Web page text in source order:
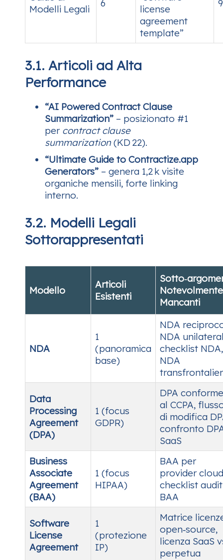
Modelli Legali
6
license
agreement
template”
3.1. Articoli ad Alta
Performance
“AI Powered Contract Clause
Summarization” – posizionato #1
per contract clause
summarization(KD 22).
“Ultimate Guide to Contractize.app
Generators” – genera 1,2 k visite
organiche mensili, forte linking
interno.
3.2. Modelli Legali
Sottorappresentati
Modello
Articoli
Esistenti
Notevolmente
Mancanti
NDA
1
(panoramica
base)
NDA
NDA
checklist NDA,
NDA
Data
Processing
Agreement
(DPA)
1 (focus
GDPR)
DPA conforme
al CCPA,
di modifica
confronto
SaaS
Business
Associate
Agreement
(BAA)
1 (focus
HIPAA)
BAA per
provider
checklist audit
BAA
Software
License
Agreement
1
(protezione
IP)
Matrice
open‑source,
licenza SaaS
perpetua